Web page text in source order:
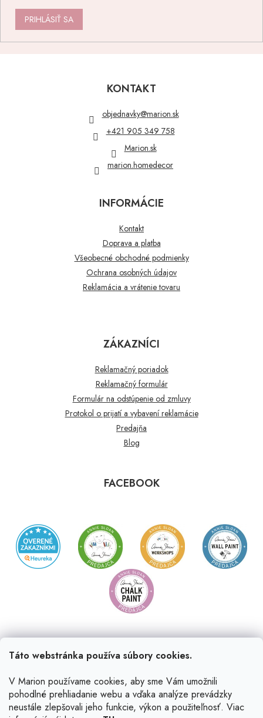
Táto webstránka používa súbory cookies.
V Marion používame cookies, aby sme Vám umožnili
pohodlné prehliadanie webu a vďaka analýze prevádzky
neustále zlepšovali jeho funkcie, výkon a použiteľnosť. Viac
PRIHLÁSIŤ SA
KONTAKT
objednavky@marion.sk
+421 905 349 758
Marion.sk
marion.homedecor
INFORMÁCIE
Kontakt
Doprava a platba
Všeobecné obchodné podmienky
Ochrana osobných údajov
Reklamácia a vrátenie tovaru
ZÁKAZNÍCI
Reklamačný poriadok
Reklamačný formulár
Formulár na odstúpenie od zmluvy
Protokol o prijatí a vybavení reklamácie
Predajňa
Blog
FACEBOOK